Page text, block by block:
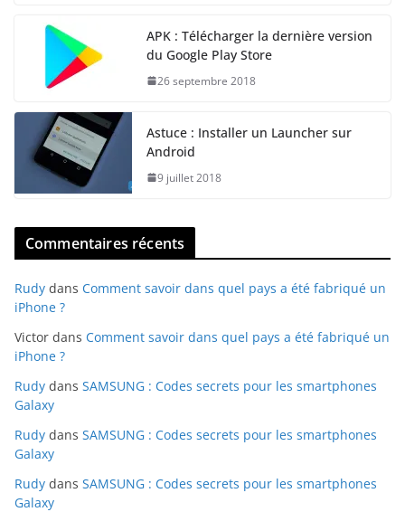
APK : Télécharger la dernière version
du Google Play Store
26 septembre 2018
Astuce : Installer un Launcher sur
Android
9 juillet 2018
Commentaires récents
Rudy dans Comment savoir dans quel pays a été fabriqué un
iPhone ?
Victor dans Comment savoir dans quel pays a été fabriqué un
iPhone ?
Rudy dans SAMSUNG : Codes secrets pour les smartphones
Galaxy
Rudy dans SAMSUNG : Codes secrets pour les smartphones
Galaxy
Rudy dans SAMSUNG : Codes secrets pour les smartphones
Galaxy